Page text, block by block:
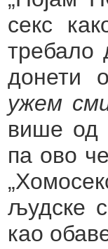
секс
требало
донети
ужем
више од
па ово
људске
као